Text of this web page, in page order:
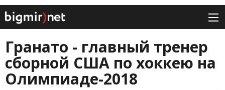
Гранато - главный тренер
сборной США по хоккею на
Олимпиаде-2018